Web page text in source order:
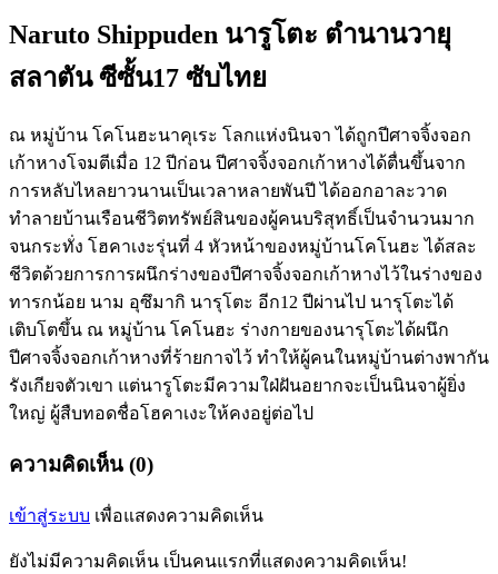
Naruto Shippuden นารูโตะ ตำนานวายุ
สลาตัน ซีซั้น17 ซับไทย
ณ หมู่บ้าน โคโนฮะนาคุเระ โลกแห่งนินจา ได้ถูกปีศาจจิ้งจอก
เก้าหางโจมตีเมื่อ 12 ปีก่อน ปีศาจจิ้งจอกเก้าหางได้ตื่นขึ้นจาก
การหลับไหลยาวนานเป็นเวลาหลายพันปี ได้ออกอาละวาด
ทำลายบ้านเรือนชีวิตทรัพย์สินของผู้คนบริสุทธิ์เป็นจำนวนมาก
จนกระทั่ง โฮคาเงะรุ่นที่ 4 หัวหน้าของหมู่บ้านโคโนฮะ ได้สละ
ชีวิตด้วยการการผนึกร่างของปีศาจจิ้งจอกเก้าหางไว้ในร่างของ
ทารกน้อย นาม อุซึมากิ นารุโตะ อีก12 ปีผ่านไป นารุโตะได้
เติบโตขึ้น ณ หมู่บ้าน โคโนฮะ ร่างกายของนารุโตะได้ผนึก
ปีศาจจิ้งจอกเก้าหางที่ร้ายกาจไว้ ทำให้ผู้คนในหมู่บ้านต่างพากัน
รังเกียจตัวเขา แต่นารูโตะมีความใฝ่ฝันอยากจะเป็นนินจาผู้ยิ่ง
ใหญ่ ผู้สืบทอดชื่อโฮคาเงะให้คงอยู่ต่อไป
ความคิดเห็น (0)
เข้าสู่ระบบ เพื่อแสดงความคิดเห็น
ยังไม่มีความคิดเห็น เป็นคนแรกที่แสดงความคิดเห็น!